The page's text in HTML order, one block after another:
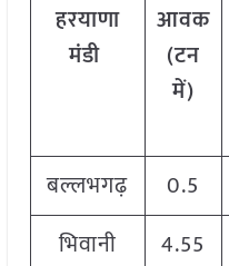
हरयाणा
मंडी
आवक
(टन
में)
बल्लभगढ़
0.5
भिवानी
4.55